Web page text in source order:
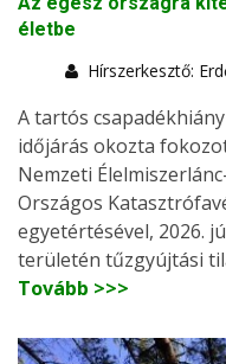
életbe
Hírszerkesztő:
A tartós
időjárás okozta
Nemzeti
Országos
egyetértésével, 2026.
területén tűzgyújtási
Tovább >>>